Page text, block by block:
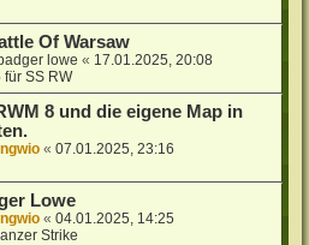
Of Warsaw
lowe « 17.01.2025, 20:08
für SS RW
8 und die eigene Map in
«07.01.2025, 23:16
Lowe
«04.01.2025, 14:25
Strike